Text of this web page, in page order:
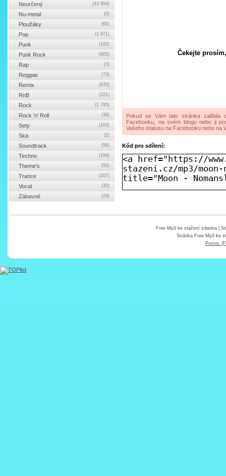
Čekejte
Pokud se Vám tato stránka zalíbila
Facebooku, na svém blogu nebo ji
Vašeho statusu na Facebooku nebo na
Kód pro sdílení:
Neurčený (43 994)
Nu-metal (0)
Ploužáky (65)
Pop (1 871)
Punk (192)
Punk Rock (605)
Rap (3)
Reggae (73)
Remix (935)
RnB (221)
Rock (1 795)
Rock 'n' Roll (38)
Sety (103)
Ska (2)
Soundtrack (56)
Techno (194)
Theme's (50)
Trance (207)
Vocal (30)
Zábavné (19)
Free Mp3 ke stažení zdarma|
Stránka Free Mp3 ke
Pomoc